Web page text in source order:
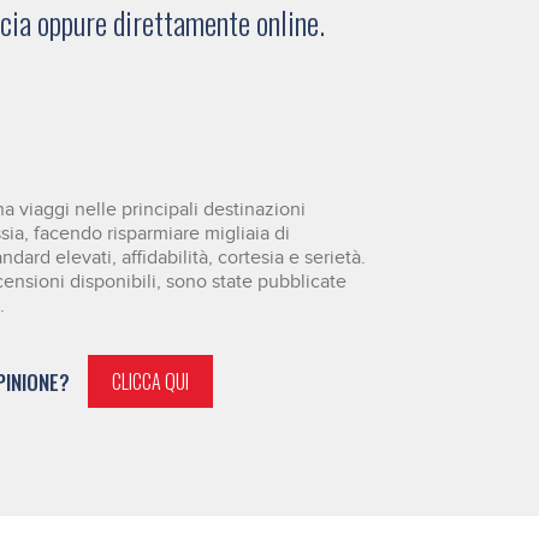
oppure direttamente online.
viaggi nelle principali destinazioni
facendo risparmiare migliaia di
elevati, affidabilità, cortesia e serietà.
disponibili, sono state pubblicate
CLICCA QUI